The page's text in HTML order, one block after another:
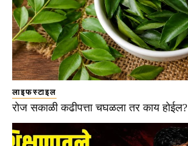
लाइफस्टाइल
रोज सकाळी कढीपत्ता चघळला तर काय होईल?